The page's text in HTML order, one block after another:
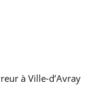
à Ville-d’Avray